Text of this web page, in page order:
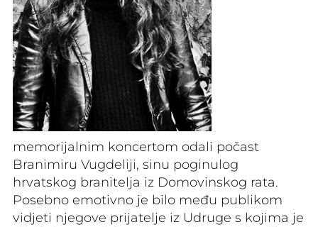
memorijalnim koncertom odali počast
Branimiru Vugdeliji, sinu poginulog
hrvatskog branitelja iz Domovinskog rata.
Posebno emotivno je bilo među publikom
vidjeti njegove prijatelje iz Udruge s kojima je